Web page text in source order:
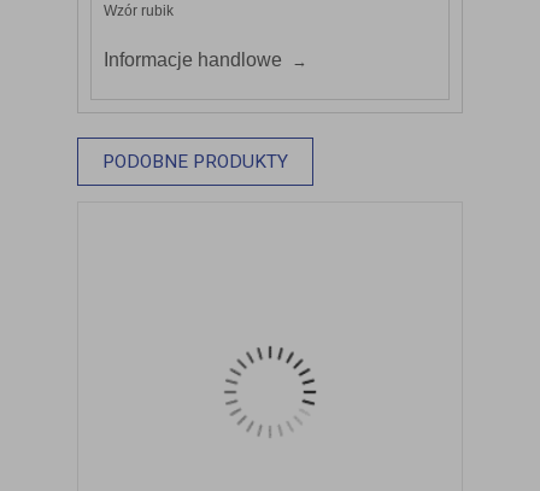
Wzór rubik
Informacje handlowe
PODOBNE PRODUKTY